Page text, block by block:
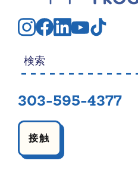
検索する：
303-595-4377
接触